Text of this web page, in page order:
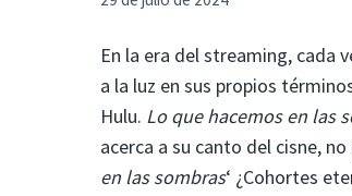
En la era del streaming, cada
a la luz en sus propios
Hulu. Lo que hacemos en las
acerca a su canto del cisne,
en las sombras‘ ¿Cohortes